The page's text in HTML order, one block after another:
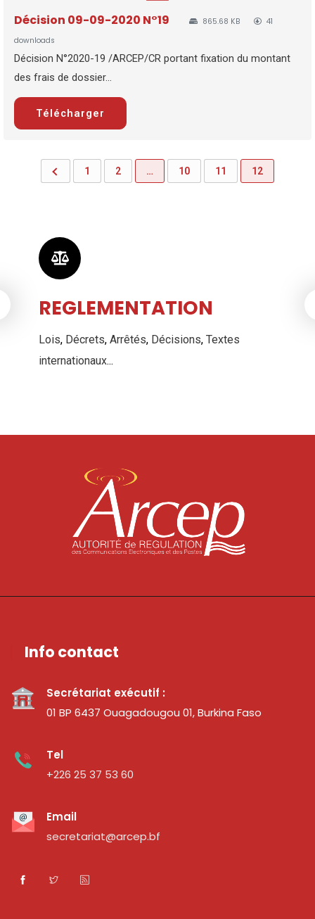
Décision 09-09-2020 N°19 865.68 KB
41
downloads
Décision N°2020-19 /ARCEP/CR portant fixation du montant
des frais de dossier...
Télécharger
1 2 … 10 11 12
REGLEMENTATION
Lois, Décrets, Arrêtés, Décisions, Textes
internationaux...
Info contact
Secrétariat exécutif :
01 BP 6437 Ouagadougou 01, Burkina Faso
Tel
+226 25 37 53 60
Email
secretariat@arcep.bf